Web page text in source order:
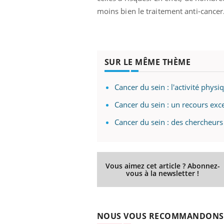
moins bien le traitement anti-cancer.
SUR LE MÊME THÈME
Cancer du sein : l'activité
Cancer du sein : un recours
Cancer du sein : des
Vous aimez cet article ? Abonnez-
vous à la newsletter !
NOUS VOUS RECOMMANDONS
Carence en fer : comprendre pour
carence en fer sont multiples ce qui la rend